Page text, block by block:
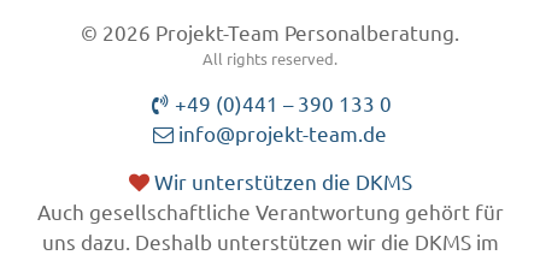
© 2026 Projekt-Team Personalberatung.
All rights reserved.
+49 (0)441 – 390 133 0
info@projekt-team.de
Wir unterstützen die DKMS
Auch gesellschaftliche Verantwortung gehört für
uns dazu. Deshalb unterstützen wir die DKMS im